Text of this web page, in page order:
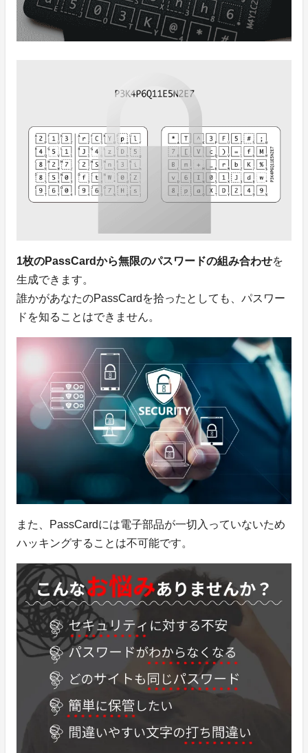
1枚のPassCardから無限のパスワードの組み合わせを
生成できます。
誰かがあなたのPassCardを拾ったとしても、パスワー
ドを知ることはできません。
また、PassCardには電子部品が一切入っていないため
ハッキングすることは不可能です。